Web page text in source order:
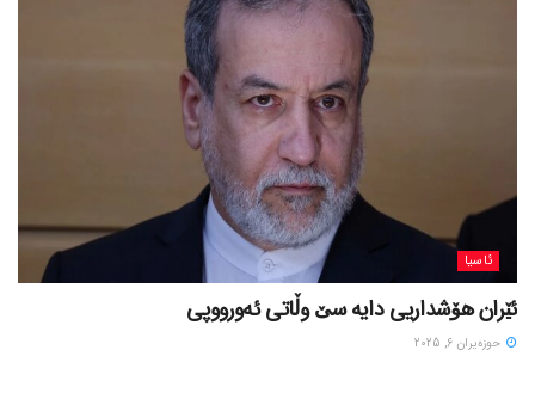
ئاسیا
ئێران هۆشداریی دایە سێ وڵاتی ئەورووپی
حوزه‌یران 6, 2025